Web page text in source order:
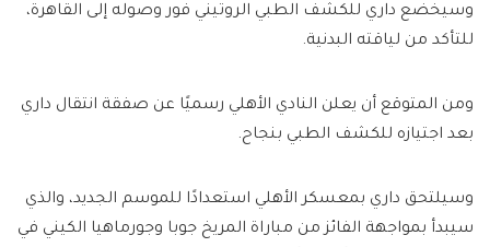
وسيخضع داري للكشف الطبي الروتيني فور وصوله إلى القاهرة،
للتأكد من لياقته البدنية.
ومن المتوقع أن يعلن النادي الأهلي رسميًا عن صفقة انتقال داري
بعد اجتيازه للكشف الطبي بنجاح.
وسيلتحق داري بمعسكر الأهلي استعدادًا للموسم الجديد، والذي
سيبدأ بمواجهة الفائز من مباراة المريخ جوبا وجورماهيا الكيني في